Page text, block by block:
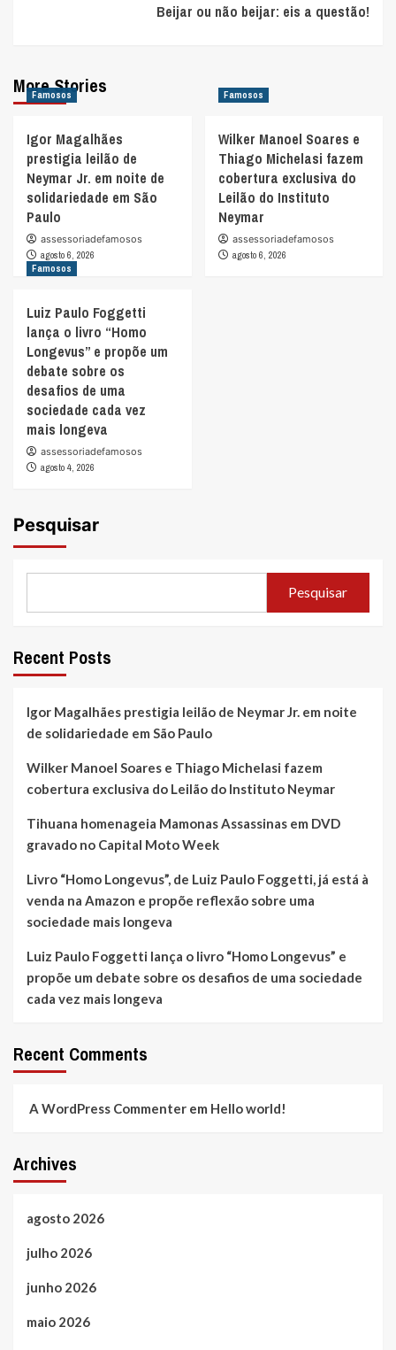
Beijar ou não beijar: eis a questão!
More Stories
Famosos
Igor Magalhães
prestigia leilão de
Neymar Jr. em noite de
solidariedade em São
Paulo
assessoriadefamosos
agosto 6, 2026
Famosos
Wilker Manoel Soares e
Thiago Michelasi fazem
cobertura exclusiva do
Leilão do Instituto
Neymar
assessoriadefamosos
agosto 6, 2026
Famosos
Luiz Paulo Foggetti
lança o livro “Homo
Longevus” e propõe um
debate sobre os
desafios de uma
sociedade cada vez
mais longeva
assessoriadefamosos
agosto 4, 2026
Pesquisar
Pesquisar
Recent Posts
Igor Magalhães prestigia leilão de Neymar Jr. em noite
de solidariedade em São Paulo
Wilker Manoel Soares e Thiago Michelasi fazem
cobertura exclusiva do Leilão do Instituto Neymar
Tihuana homenageia Mamonas Assassinas em DVD
gravado no Capital Moto Week
Livro “Homo Longevus”, de Luiz Paulo Foggetti, já está à
venda na Amazon e propõe reflexão sobre uma
sociedade mais longeva
Luiz Paulo Foggetti lança o livro “Homo Longevus” e
propõe um debate sobre os desafios de uma sociedade
cada vez mais longeva
Recent Comments
A WordPress Commenter em Hello world!
Archives
agosto 2026
julho 2026
junho 2026
maio 2026